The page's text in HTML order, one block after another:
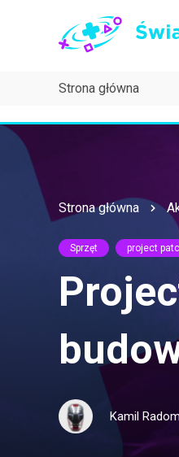
Strona główna
Strona główna
Sprzęt project
Kamil